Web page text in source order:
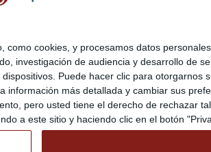
cookies, y procesamos datos
investigación de audiencia y desarrollo de
Puede hacer clic para
más detallada y cambiar sus
pero usted tiene el derecho de rechazar
a este sitio y haciendo clic en el botón